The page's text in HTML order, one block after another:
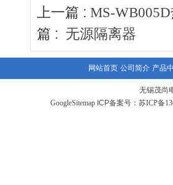
上一篇 : MS-
篇 : 无源隔离器
网站首页 公司简介 产品
无锡茂尚
GoogleSitemapICP备案号： 苏ICP备